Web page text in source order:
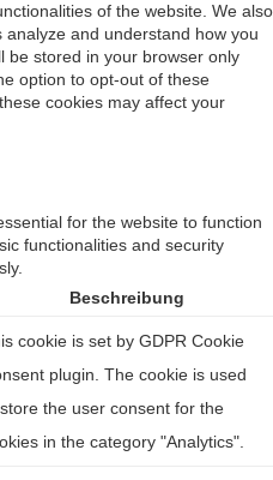
of the website. We also
and understand how you
be stored in your browser only
option to opt-out of these
cookies may affect your
for the website to function
functionalities and security
Beschreibung
cookie is set by GDPR Cookie
plugin. The cookie is used
the user consent for the
in the category "Analytics".